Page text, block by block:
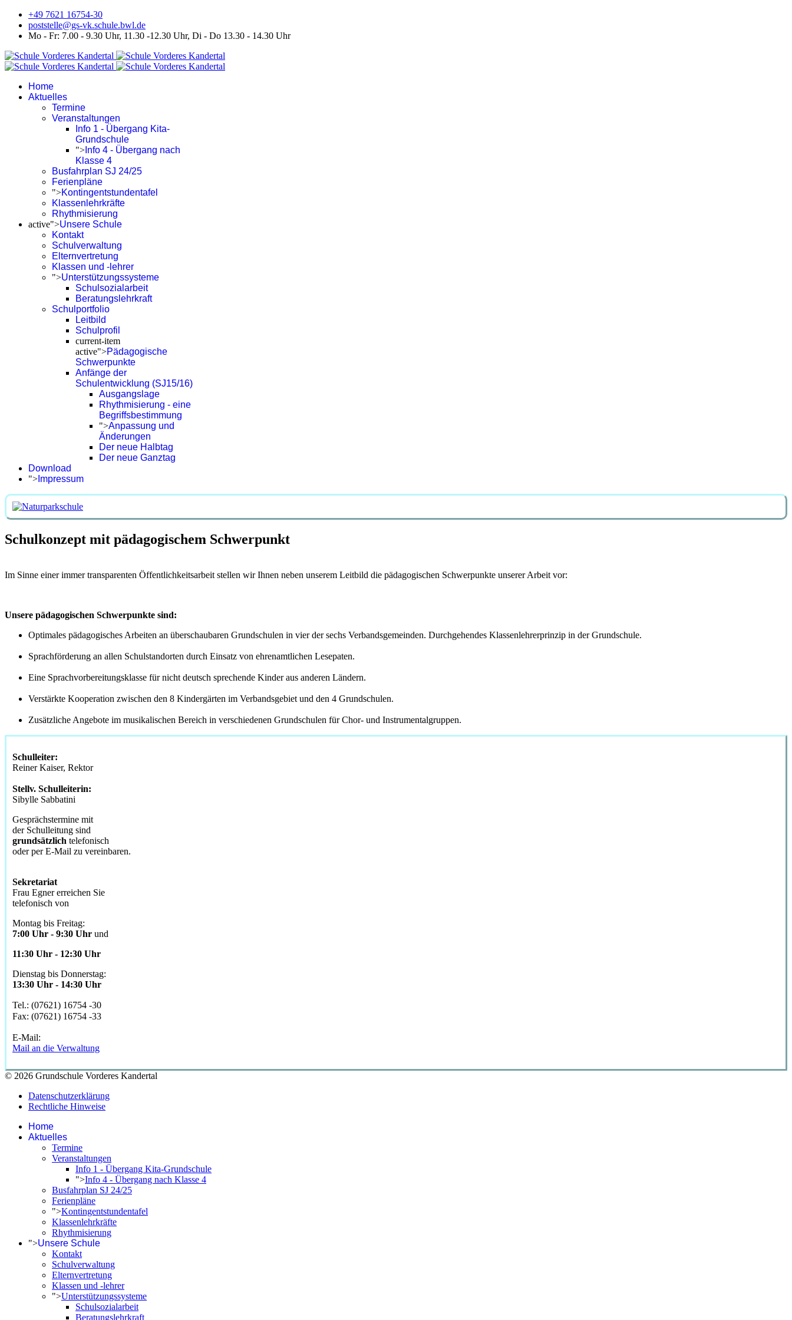
+49 7621 16754-30
poststelle@gs-vk.schule.bwl.de
Mo - Fr: 7.00 - 9.30 Uhr, 11.30 -12.30 Uhr, Di - Do 13.30 - 14.30 Uhr
Home
Aktuelles
Termine
Veranstaltungen
Info 1 - Übergang Kita-
Grundschule
"> Info 4 - Übergang nach
Klasse 4
Busfahrplan SJ 24/25
Ferienpläne
">Kontingentstundentafel
Klassenlehrkräfte
Rhythmisierung
active">Unsere Schule
Kontakt
Schulverwaltung
Elternvertretung
Klassen und -lehrer
">Unterstützungssysteme
Schulsozialarbeit
Beratungslehrkraft
Schulportfolio
Leitbild
Schulprofil
current-item
active">Pädagogische
Schwerpunkte
Anfänge der
Schulentwicklung (SJ15/16)
Ausgangslage
Rhythmisierung - eine
Begriffsbestimmung
">Anpassung und
Änderungen
Der neue Halbtag
Der neue Ganztag
Download
"> Impressum
Schulkonzept mit pädagogischem Schwerpunkt
Im Sinne einer immer transparenten Öffentlichkeitsarbeit stellen wir Ihnen neben unserem Leitbild die pädagogischen Schwerpunkte unserer Arbeit vor:
Unsere pädagogischen Schwerpunkte sind:
Optimales pädagogisches Arbeiten an überschaubaren Grundschulen in vier der sechs Verbandsgemeinden. Durchgehendes Klassenlehrerprinzip in der Grundschule.
Sprachförderung an allen Schulstandorten durch Einsatz von ehrenamtlichen Lesepaten.
Eine Sprachvorbereitungsklasse für nicht deutsch sprechende Kinder aus anderen Ländern.
Verstärkte Kooperation zwischen den 8 Kindergärten im Verbandsgebiet und den 4 Grundschulen.
Zusätzliche Angebote im musikalischen Bereich in verschiedenen Grundschulen für Chor- und Instrumentalgruppen.
Schulleiter:
Reiner Kaiser, Rektor
Stellv. Schulleiterin:
Sibylle Sabbatini
Gesprächstermine mit
der Schulleitung sind
grundsätzlich telefonisch
oder per E-Mail zu vereinbaren.
Sekretariat
Frau Egner erreichen Sie
telefonisch von
Montag bis Freitag:
7:00 Uhr - 9:30 Uhr und
11:30 Uhr - 12:30 Uhr
Dienstag bis Donnerstag:
13:30 Uhr - 14:30 Uhr
Tel.: (07621) 16754 -30
Fax: (07621) 16754 -33
E-Mail:
Mail an die Verwaltung
© 2026 Grundschule Vorderes Kandertal
Datenschutzerklärung
Rechtliche Hinweise
Home
Aktuelles
Termine
Veranstaltungen
Info 1 - Übergang Kita-Grundschule
">Info 4 - Übergang nach Klasse 4
Busfahrplan SJ 24/25
Ferienpläne
">Kontingentstundentafel
Klassenlehrkräfte
Rhythmisierung
">Unsere Schule
Kontakt
Schulverwaltung
Elternvertretung
Klassen und -lehrer
">Unterstützungssysteme
Schulsozialarbeit
Beratungslehrkraft